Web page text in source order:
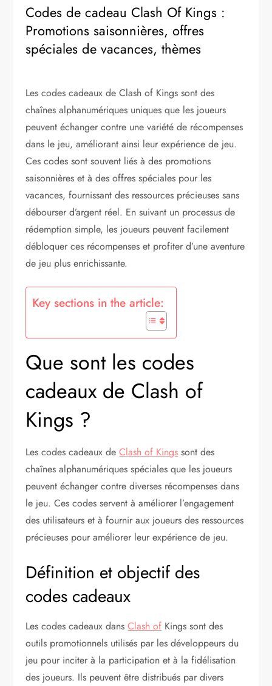
Codes de cadeau Clash Of Kings :
Promotions saisonnières, offres
spéciales de vacances, thèmes
Les codes cadeaux de Clash of Kings sont des
chaînes alphanumériques uniques que les joueurs
peuvent échanger contre une variété de récompenses
dans le jeu, améliorant ainsi leur expérience de jeu.
Ces codes sont souvent liés à des promotions
saisonnières et à des offres spéciales pour les
vacances, fournissant des ressources précieuses sans
débourser d’argent réel. En suivant un processus de
rédemption simple, les joueurs peuvent facilement
débloquer ces récompenses et profiter d’une aventure
de jeu plus enrichissante.
Key sections in the article:
Que sont les codes
cadeaux de Clash of
Kings ?
Les codes cadeaux deClash of Kings sont des
chaînes alphanumériques spéciales que les joueurs
peuvent échanger contre diverses récompenses dans
le jeu. Ces codes servent à améliorer l’engagement
des utilisateurs et à fournir aux joueurs des ressources
précieuses pour améliorer leur expérience de jeu.
Définition et objectif des
codes cadeaux
Les codes cadeaux dansClash of Kings sont des
outils promotionnels utilisés par les développeurs du
jeu pour inciter à la participation et à la fidélisation
des joueurs. Ils peuvent être distribués par divers